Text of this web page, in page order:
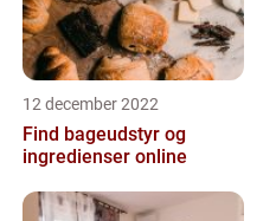
12 december 2022
Find bageudstyr og
ingredienser online